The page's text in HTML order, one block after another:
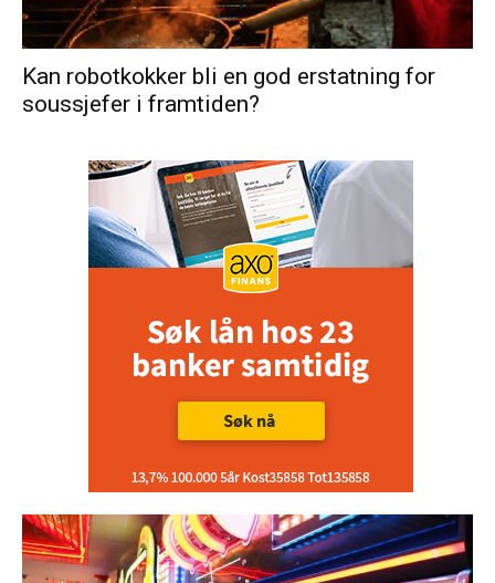
Kan robotkokker bli en god erstatning for
soussjefer i framtiden?